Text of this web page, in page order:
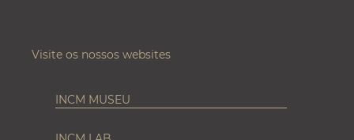
Visite os nossos websites
INCM MUSEU